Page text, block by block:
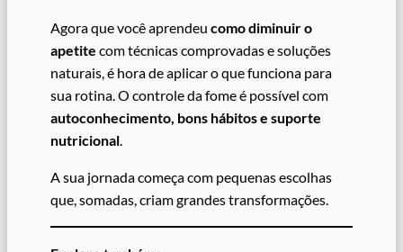
Agora que você aprendeu como diminuir o
apetite com técnicas comprovadas e soluções
naturais, é hora de aplicar o que funciona para
sua rotina. O controle da fome é possível com
autoconhecimento, bons hábitos e suporte
nutricional.
A sua jornada começa com pequenas escolhas
que, somadas, criam grandes transformações.